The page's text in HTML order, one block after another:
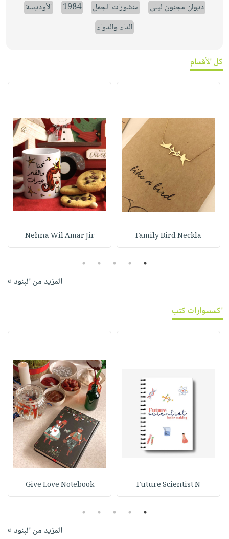
ديوان مجنون ليلى
منشورات الجمل 1984
الأوديسة
الداء والدواء
كل الأقسام
Family Bird Neckla
Nehna Wil Amar Jir
1
2
3
4
5
المزيد من البنود »
اكسسوارات كتب
Future Scientist N
Give Love Notebook
1
2
3
4
5
المزيد من البنود »